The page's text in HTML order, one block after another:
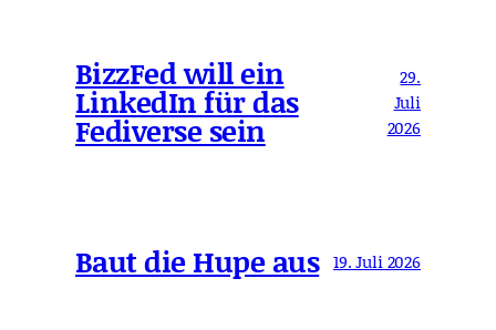
BizzFed will ein
LinkedIn für das
Fediverse sein
29.
Juli
2026
Baut die Hupe aus 19. Juli 2026